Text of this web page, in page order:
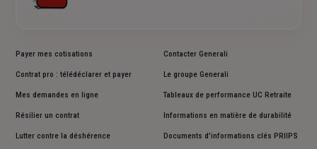
Payer mes cotisations
Contrat pro : télédéclarer et payer
Mes demandes en ligne
Résilier un contrat
Lutter contre la déshérence
Contacter Generali
Le groupe Generali
Tableaux de performance UC Retraite
Informations en matière de durabilité
Documents d'informations clés PRIIPS